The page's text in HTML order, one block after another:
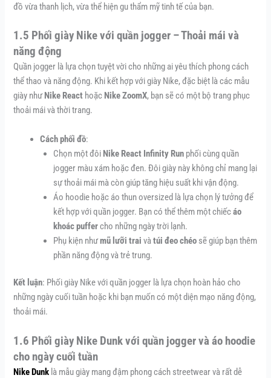
đồ vừa thanh lịch, vừa thể hiện gu thẩm mỹ tinh tế của bạn.
1.5 Phối giày Nike với quần jogger – Thoải mái và
năng động
Quần jogger là lựa chọn tuyệt vời cho những ai yêu thích phong cách
thể thao và năng động. Khi kết hợp với giày Nike, đặc biệt là các mẫu
giày nhưNike React hoặc Nike ZoomX, bạn sẽ có một bộ trang phục
thoải mái và thời trang.
Cách phối đồ:
Chọn một đôi Nike React Infinity Run phối cùng quần
jogger màu xám hoặc đen. Đôi giày này không chỉ mang lại
sự thoải mái mà còn giúp tăng hiệu suất khi vận động.
Áo hoodie hoặc áo thun oversized là lựa chọn lý tưởng để
kết hợp với quần jogger. Bạn có thể thêm một chiếcáo
khoác puffercho những ngày trời lạnh.
Phụ kiện nhưmũ lưỡi trai vàtúi đeo chéo sẽ giúp bạn thêm
phần năng động và trẻ trung.
Kết luận: Phối giày Nike với quần jogger là lựa chọn hoàn hảo cho
những ngày cuối tuần hoặc khi bạn muốn có một diện mạo năng động,
thoải mái.
1.6 Phối giày Nike Dunk với quần jogger và áo hoodie
cho ngày cuối tuần
Nike Dunk là mẫu giày mang đậm phong cách streetwear và rất dễ